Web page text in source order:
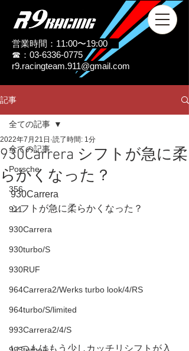
営業時間：11:00〜19:00
☎：03-6336-0775
r9.racingteam.911@gmail.com
記事
全ての記事
Porsche
356
911
930Carrera
930turbo/S
930RUF
964Carrera2/Werks turbo look/4/RS
964turbo/S/limited
993Carrera2/4/S
全ての記事
930Carrera シフトが急に柔
らかくなった？
2022年7月21日 読了時間: 1分
930Carrera
シフトが急に柔らかくなった？
いつもはもう少しカッチリシフトが入